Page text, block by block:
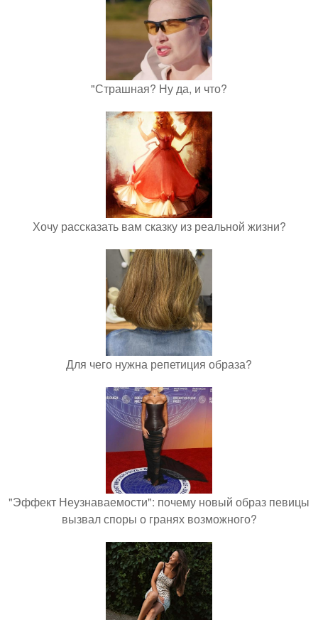
"Страшная? Ну да, и что?
Хочу рассказать вам сказку из реальной жизни?
Для чего нужна репетиция образа?
"Эффект Неузнаваемости": почему новый образ певицы
вызвал споры о гранях возможного?